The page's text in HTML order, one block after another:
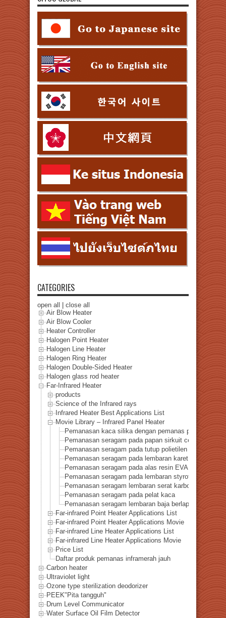
CATEGORIES
open all | close all
Air Blow Heater
Air Blow Cooler
Heater Controller
Halogen Point Heater
Halogen Line Heater
Halogen Ring Heater
Halogen Double-Sided Heater
Halogen glass rod heater
Far-Infrared Heater
products
Science of the Infrared rays
Infrared Heater Best Applications List
Movie Library – Infrared Panel Heater
Pemanasan kaca silika dengan pemanas panel
Pemanasan seragam pada papan sirkuit cetak
Pemanasan seragam pada tutup polietilen
Pemanasan seragam pada lembaran karet
Pemanasan seragam pada alas resin EVA
Pemanasan seragam pada lembaran styrofoam
Pemanasan seragam lembaran serat karbon
Pemanasan seragam pada pelat kaca
Pemanasan seragam lembaran baja berlapis aluminium
Far-infrared Point Heater Applications List
Far-infrared Point Heater Applications Movie
Far-infrared Line Heater Applications List
Far-infrared Line Heater Applications Movie
Price List
Daftar produk pemanas inframerah jauh
Carbon heater
Ultraviolet light
Ozone type sterilization deodorizer
PEEK"Pita tangguh"
Drum Level Communicator
Water Surface Oil Film Detector